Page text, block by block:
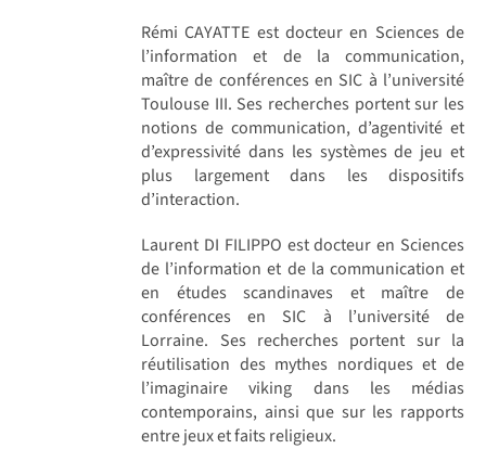
Rémi CAYATTE est docteur en Sciences de
l’information et de la communication,
maître de conférences en SIC à l’université
Toulouse III. Ses recherches portent sur les
notions de communication, d’agentivité et
d’expressivité dans les systèmes de jeu et
plus largement dans les dispositifs
d’interaction.
Laurent DI FILIPPO est docteur en Sciences
de l’information et de la communication et
en études scandinaves et maître de
conférences en SIC à l’université de
Lorraine. Ses recherches portent sur la
réutilisation des mythes nordiques et de
l’imaginaire viking dans les médias
contemporains, ainsi que sur les rapports
entre jeux et faits religieux.